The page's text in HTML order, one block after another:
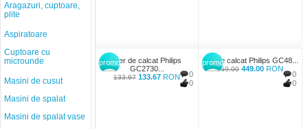
promo
0
0
Fier de calcat Philips
GC2730...
133.67 133.67 RON
promo
0
0
Fier de calcat Philips GC48...
449.00 449.00 RON
Aragazuri, cuptoare,
plite
Aspiratoare
Cuptoare cu
microunde
Masini de cusut
Masini de spalat
Masini de spalat vase